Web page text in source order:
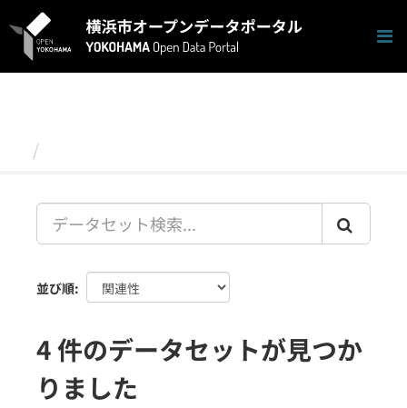
キ
並び順
4 件のデータセットが見つか
りました